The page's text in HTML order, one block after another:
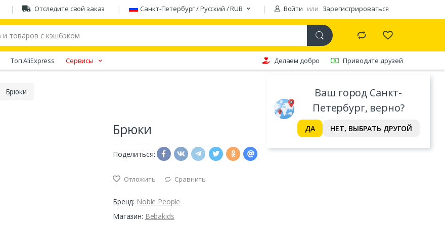
Отследите свой заказ Санкт-Петербург / Русский / RUB Войти или Зарегистрироваться
Ваш город Санкт-
Петербург, верно?
ДА НЕТ, ВЫБРАТЬ ДРУГОЙ
Tоп AliExpress Сервисы Делаем добро Приводите друзей
Брюки
Брюки
Поделиться:
Отложить Сравнить
Бренд: Noble People
Магазин: Bebakids